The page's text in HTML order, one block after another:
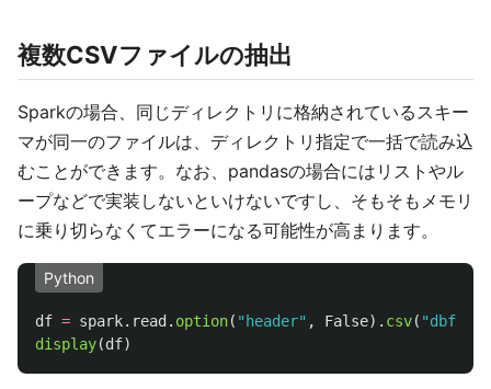
複数CSVファイルの抽出
Sparkの場合、同じディレクトリに格納されているスキー
マが同一のファイルは、ディレクトリ指定で一括で読み込
むことができます。なお、pandasの場合にはリストやル
ープなどで実装しないといけないですし、そもそもメモリ
に乗り切らなくてエラーになる可能性が高まります。
Python
df = spark. read . option( " header" , False). csv( "dbfs:/
display(df)